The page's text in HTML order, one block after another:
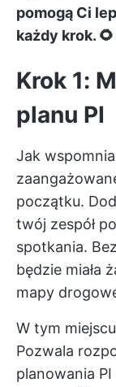
pomogą Ci
każdy krok. 🌻
Krok 1:
planu PI
Jak
początku.
twój zespół
spotkania. Bez
będzie miała
mapy
W tym miejscu
Pozwala
planowania